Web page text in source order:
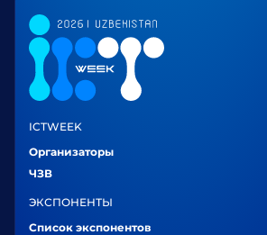
ICTWEEK
Организаторы
ЧЗВ
ЭКСПОНЕНТЫ
Список экспонентов